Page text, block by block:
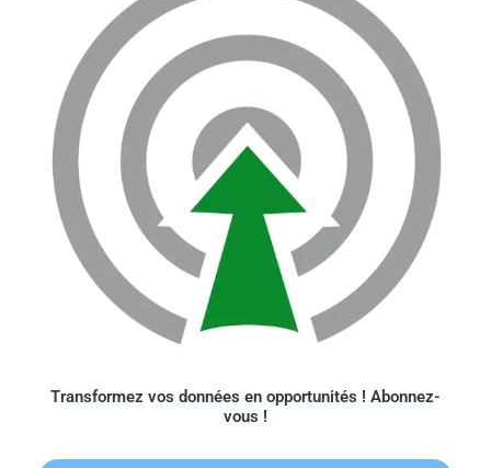
Transformez vos données en opportunités ! Abonnez-
vous !​